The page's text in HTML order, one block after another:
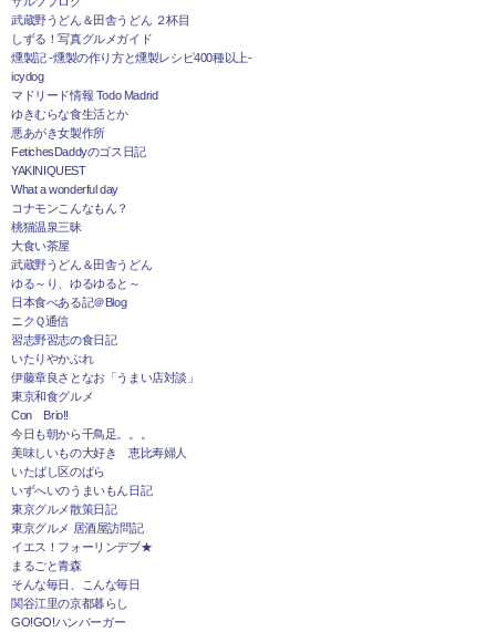
武蔵野うどん＆田舎うどん ２杯目
しずる！写真グルメガイド
燻製記 -燻製の作り方と燻製レシピ400種以上-
icydog
マドリード情報 Todo Madrid
ゆきむらな食生活とか
悪あがき女製作所
FetichesDaddyのゴス日記
YAKINIQUEST
What a wonderful day
コナモンこんなもん？
桃猫温泉三昧
大食い茶屋
武蔵野うどん＆田舎うどん
ゆる～り、ゆるゆると～
日本食べある記＠Blog
ニクＱ通信
習志野習志の食日記
いたりやかぶれ
伊藤章良さとなお「うまい店対談」
東京和食グルメ
Con Brio!!
今日も朝から千鳥足。。。
美味しいもの大好き 恵比寿婦人
いたばし区のばら
いずへいのうまいもん日記
東京グルメ散策日記
東京グルメ 居酒屋訪問記
イエス！フォーリンデブ★
まるごと青森
そんな毎日、こんな毎日
関谷江里の京都暮らし
GO!GO!ハンバーガー